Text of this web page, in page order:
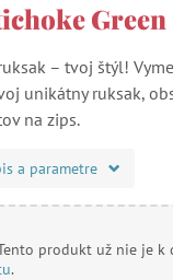
Green
– tvoj štýl!
unikátny ruksak,
na zips.
a parametre
produkt už nie je k
.